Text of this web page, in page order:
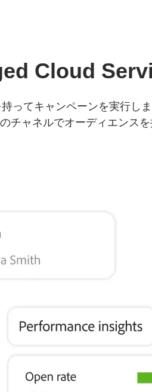
Cloud
ってキャンペーンを実行
チャネルでオーディエンスを